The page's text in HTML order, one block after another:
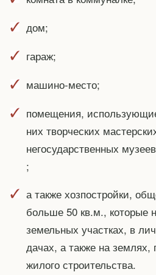
дом;
гараж;
машино-место;
помещения,
них творческих
негосударственных
;
а также хозпостройки,
больше 50 кв.м., которые
земельных участках, в
дачах, а также на землях,
жилого строительства.